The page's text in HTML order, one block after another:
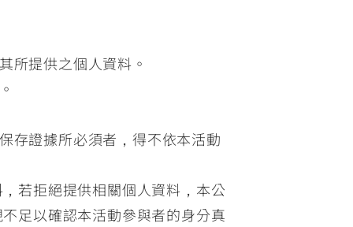
所提供之個人資料。
存證據所必須者，得不依本活動
若拒絕提供相關個人資料，本公
足以確認本活動參與者的身分真